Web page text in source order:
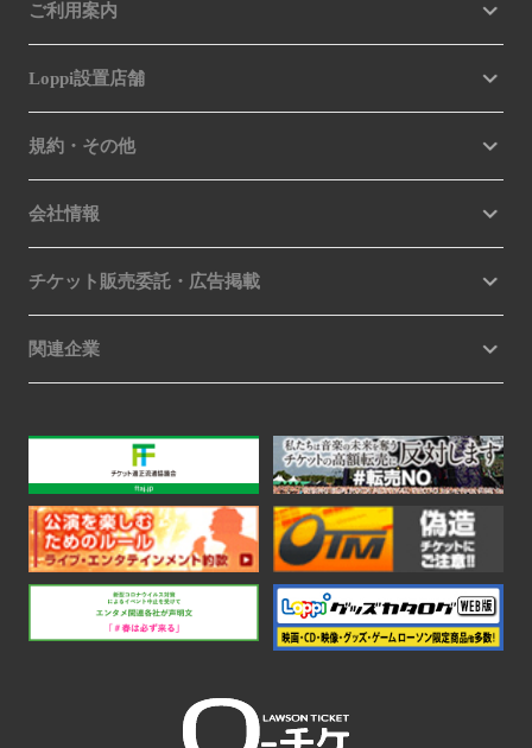
ご利用案内
Loppi設置店舗
規約・その他
会社情報
チケット販売委託・広告掲載
関連企業